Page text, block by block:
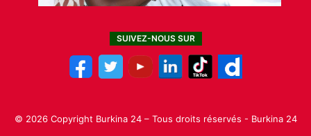
SUIVEZ-NOUS SUR
© 2026 Copyright Burkina 24 – Tous droits réservés - Burkina 24